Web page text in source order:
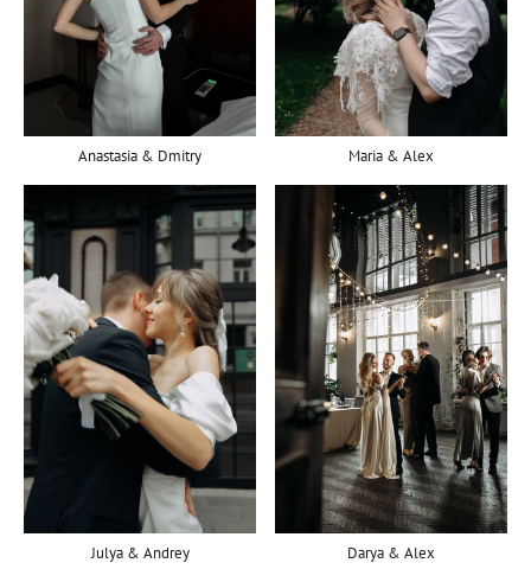
Anastasia & Dmitry Maria & Alex
Julya & Andrey Darya & Alex